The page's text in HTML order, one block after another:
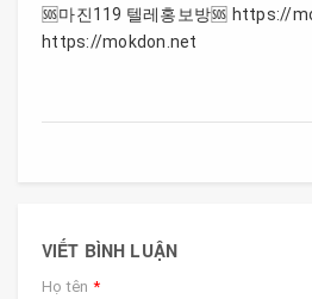
🆘마진119 텔레홍보방🆘 https://
https://mokdon.net
VIẾT BÌNH LUẬN
Họ tên *